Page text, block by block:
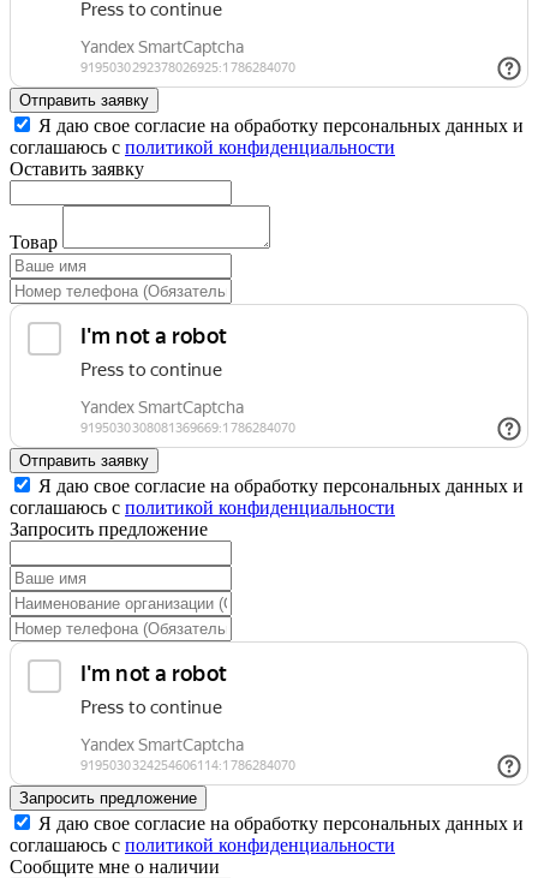
Отправить заявку
Я даю свое согласие на обработку персональных данных и
соглашаюсь с политикой конфиденциальности
Оставить заявку
Товар
Отправить заявку
Я даю свое согласие на обработку персональных данных и
соглашаюсь с политикой конфиденциальности
Запросить предложение
Запросить предложение
Я даю свое согласие на обработку персональных данных и
соглашаюсь с политикой конфиденциальности
Сообщите мне о наличии